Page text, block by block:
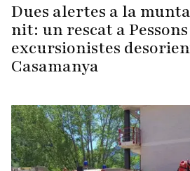
Dues alertes a la
nit: un rescat a
excursionistes
Casamanya